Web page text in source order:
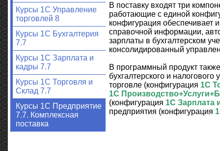
Курсы 1С Управление
торговлей 8
Курсы 1С Бухгалтерия
7.7
Курсы 1С Зарплата и
кадры 7.7
Курсы 1С Торговля и
Склад 7.7
Курсы 1С Предприятие
7.7. Комплексная
поставка
В поставку входят три
работающие с единой
конфигурация обеспечивает
справочной информации,
зарплаты в бухгалтерском
консолидированный
В программный продукт
бухгалтерского и
торговле (конфигурация 1С
1С
(конфигурация 1С Зарплата
предприятия (конфигурация